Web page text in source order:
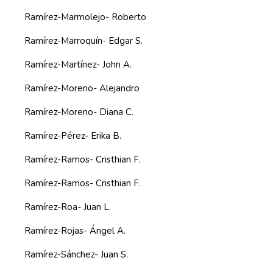
Ramírez-Marmolejo- Roberto
Ramírez-Marroquín- Edgar S.
Ramírez-Martínez- John A.
Ramírez-Moreno- Alejandro
Ramírez-Moreno- Diana C.
Ramírez-Pérez- Erika B.
Ramírez-Ramos- Cristhian F.
Ramírez-Ramos- Cristhian F.
Ramírez-Roa- Juan L.
Ramírez-Rojas- Ángel A.
Ramírez-Sánchez- Juan S.